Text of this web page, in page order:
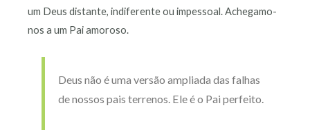
um Deus distante, indiferente ou impessoal. Achegamo-
nos a um Pai amoroso.
Deus não é uma versão ampliada das falhas
de nossos pais terrenos. Ele é o Pai perfeito.